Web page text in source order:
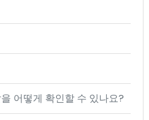
어떻게 확인할 수 있나요?